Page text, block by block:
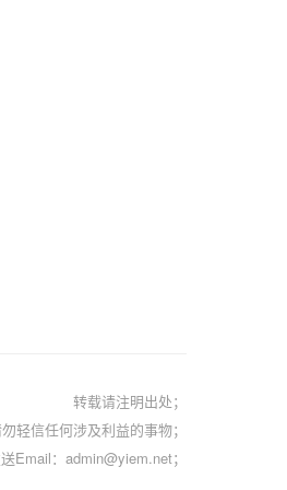
转载请注明出处；
轻信任何涉及利益的事物；
Email：admin@yiem.net；